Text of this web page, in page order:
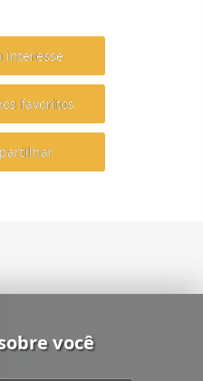
interesse
favoritos
você